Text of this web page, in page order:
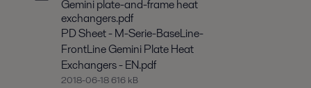
Gemini plate-and-frame heat
exchangers.pdf
PD Sheet - M-Serie-BaseLine-
FrontLine Gemini Plate Heat
Exchangers - EN.pdf
2018-06-18 616 kB